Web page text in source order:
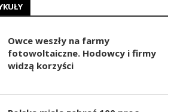
Owce weszły na farmy
fotowoltaiczne. Hodowcy i firmy
widzą korzyści